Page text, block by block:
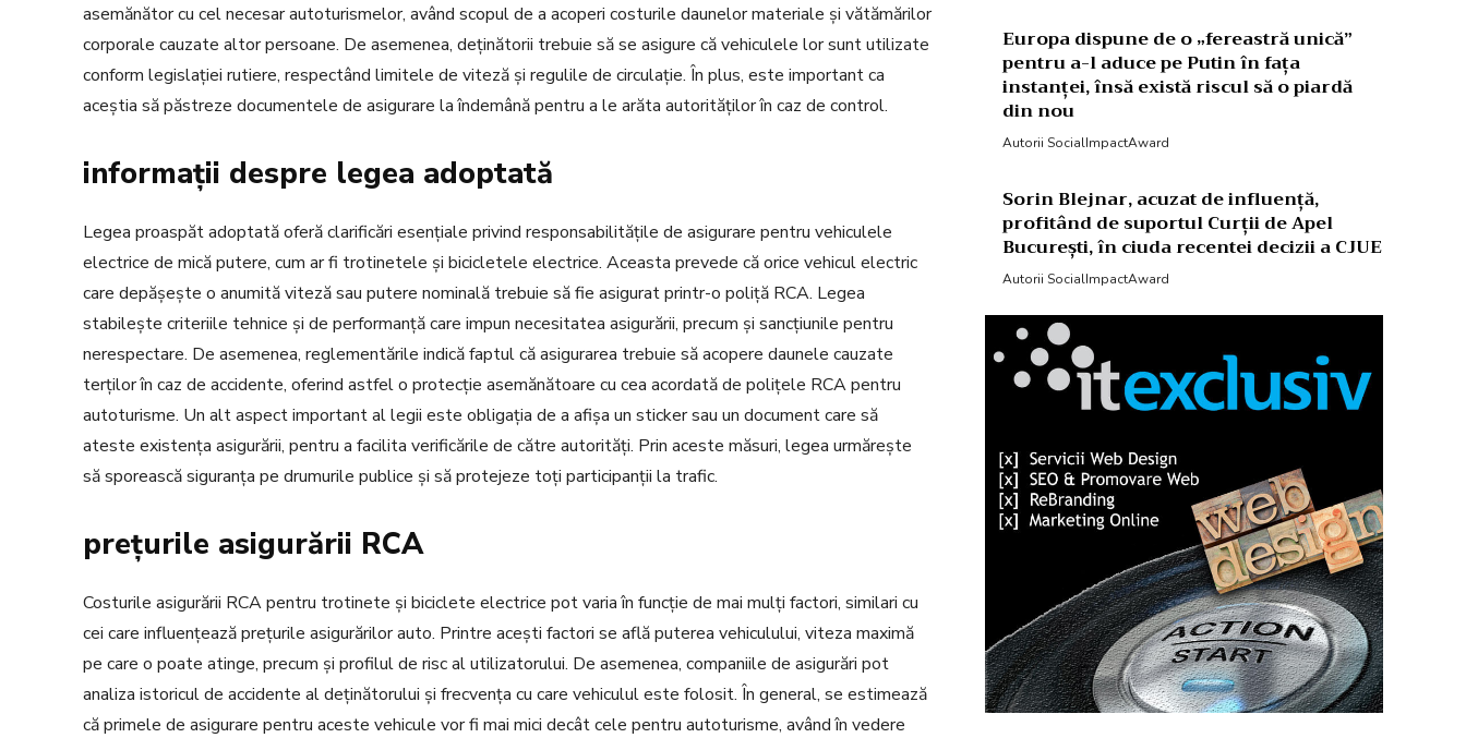
asemănător cu cel necesar autoturismelor, având scopul de a acoperi costurile daunelor materiale și vătămărilor
corporale cauzate altor persoane. De asemenea, deținătorii trebuie să se asigure că vehiculele lor sunt utilizate
conform legislației rutiere, respectând limitele de viteză și regulile de circulație. În plus, este important ca
aceștia să păstreze documentele de asigurare la îndemână pentru a le arăta autorităților în caz de control.
informații despre legea adoptată
Legea proaspăt adoptată oferă clarificări esențiale privind responsabilitățile de asigurare pentru vehiculele
electrice de mică putere, cum ar fi trotinetele și bicicletele electrice. Aceasta prevede că orice vehicul electric
care depășește o anumită viteză sau putere nominală trebuie să fie asigurat printr-o poliță RCA. Legea
stabilește criteriile tehnice și de performanță care impun necesitatea asigurării, precum și sancțiunile pentru
nerespectare. De asemenea, reglementările indică faptul că asigurarea trebuie să acopere daunele cauzate
terților în caz de accidente, oferind astfel o protecție asemănătoare cu cea acordată de polițele RCA pentru
autoturisme. Un alt aspect important al legii este obligația de a afișa un sticker sau un document care să
ateste existența asigurării, pentru a facilita verificările de către autorități. Prin aceste măsuri, legea urmărește
să sporească siguranța pe drumurile publice și să protejeze toți participanții la trafic.
prețurile asigurării RCA
Costurile asigurării RCA pentru trotinete și biciclete electrice pot varia în funcție de mai mulți factori, similari cu
cei care influențează prețurile asigurărilor auto. Printre acești factori se află puterea vehiculului, viteza maximă
pe care o poate atinge, precum și profilul de risc al utilizatorului. De asemenea, companiile de asigurări pot
analiza istoricul de accidente al deținătorului și frecvența cu care vehiculul este folosit. În general, se estimează
că primele de asigurare pentru aceste vehicule vor fi mai mici decât cele pentru autoturisme, având în vedere
Europa dispune de o „fereastră unică”
pentru a-l aduce pe Putin în fața
instanței, însă există riscul să o piardă
din nou
Autorii SocialImpactAward
Sorin Blejnar, acuzat de influență,
profitând de suportul Curții de Apel
București, în ciuda recentei decizii a CJUE
Autorii SocialImpactAward